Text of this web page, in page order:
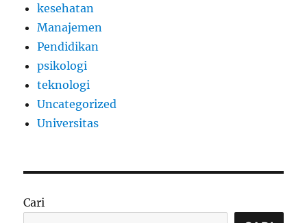
kesehatan
Manajemen
Pendidikan
psikologi
teknologi
Uncategorized
Universitas
Cari